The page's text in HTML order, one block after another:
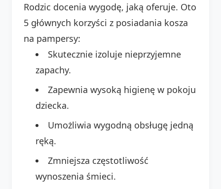
Rodzic docenia wygodę, jaką oferuje. Oto
5 głównych korzyści z posiadania kosza
na pampersy:
Skutecznie izoluje nieprzyjemne
zapachy.
Zapewnia wysoką higienę w pokoju
dziecka.
Umożliwia wygodną obsługę jedną
ręką.
Zmniejsza częstotliwość
wynoszenia śmieci.